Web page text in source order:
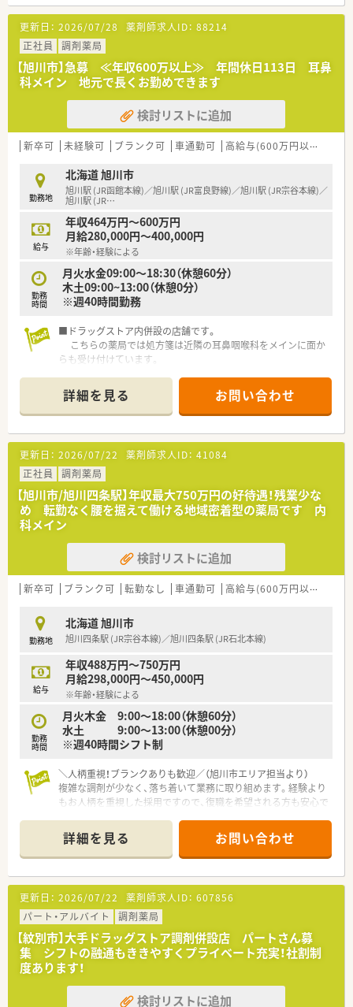
更新日： 2026/07/28 薬剤師求人ID： 88214
正社員
調剤薬局
【旭川市】急募 ≪年収600万以上≫ 年間休日113日 耳鼻
科メイン 地元で長くお勤めできます
検討リストに追加
新卒可 未経験可 ブランク可 車通勤可 高給与(600万円以上)
勤務地
北海道 旭川市
旭川駅 (JR函館本線)／旭川駅 (JR富良野線)／旭川駅 (JR宗谷本線)／
旭川駅 (JR…
給与
年収464万円～600万円
月給280,000円～400,000円
※年齢・経験による
勤務
時間
月火水金09:00～18:30（休憩60分）
木土09:00~13:00（休憩0分）
※週40時間勤務
■ドラッグストア内併設の店舗です。
こちらの薬局では処方箋は近隣の耳鼻咽喉科をメインに面か
らも受け付けています。
ばドラッグストアのお仕事をすることも可能です。
■産休・育休制度が整っていますので、女性の方でも働き安い職
場です。
正社員でバリバリ働きたい方にも他店舗含め、様々な薬局が
ありますので、まずはご相談ください。
■短時間勤務制度を利用しての就業も可能です。
詳細を見る お問い合わせ
更新日： 2026/07/22 薬剤師求人ID： 41084
正社員
調剤薬局
【旭川市/旭川四条駅】年収最大750万円の好待遇！残業少な
め 転勤なく腰を据えて働ける地域密着型の薬局です 内
科メイン
検討リストに追加
新卒可 ブランク可 転勤なし 車通勤可 高給与(600万円以上)
勤務地
北海道 旭川市
旭川四条駅 (JR宗谷本線)／旭川四条駅 (JR石北本線)
給与
年収488万円～750万円
月給298,000円～450,000円
※年齢・経験による
勤務
時間
月火木金 9:00～18:00（休憩60分）
水土 9:00～13:00（休憩00分）
※週40時間シフト制
＼人柄重視！ブランクありも歓迎／（旭川市エリア担当より）
複雑な調剤が少なく、落ち着いて業務に取り組めます。経験より
もお人柄を重視した採用ですので、復職を希望される方も安心で
＊------------------------------------------＊
【店舗情報と応需状況について】
■JR旭川四条駅から徒歩8分、徒歩1分圏内にバス停がございま
す。マイカー通勤も可能で無料駐車場も完備されています。
■近隣の呼吸器内科や循環器内科を扱うクリニックから処方箋
をメインに応需しており、処方箋枚数は100枚前後/日です。
■薬剤師は常時4名から5名体制を維持しております。
【想定される業務内容】
■呼吸器科や内科を中心とした処方箋の調剤業務全般を担当し、
患者様への適切な服薬指導や薬歴管理などを中心に行っていた
だきます。
■複雑な一包化や水剤の調剤は少なく、スムーズに業務に習熟で
詳細を見る お問い合わせ
更新日： 2026/07/22 薬剤師求人ID： 607856
パート・アルバイト
調剤薬局
【紋別市】大手ドラッグストア調剤併設店 パートさん募
集 シフトの融通もききやすくプライベート充実！社割制
度あります！
検討リストに追加